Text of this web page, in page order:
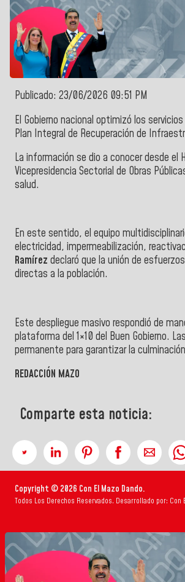
Publicado: 23/06/2026 09:51 PM
El Gobierno nacional optimizó los
Plan Integral de Recuperación de
La información se dio a conocer desde el
Vicepresidencia Sectorial de Obras
salud.
En este sentido, el equipo
electricidad, impermeabilización,
Ramírez declaró que la unión de
directas a la población.
Este despliegue masivo respondió de
plataforma del 1×10 del Buen Gobierno.
permanente para garantizar la
REDACCIÓN MAZO
Comparte esta noticia:
Copyright © 2026 Con El Mazo Dando.
Todos Los Derechos Reservados. Desarrollado por: Con